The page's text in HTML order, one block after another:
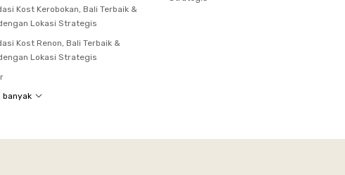
Kost Kerobokan, Bali Terbaik &
Lokasi Strategis
Kost Renon, Bali Terbaik &
Lokasi Strategis
banyak